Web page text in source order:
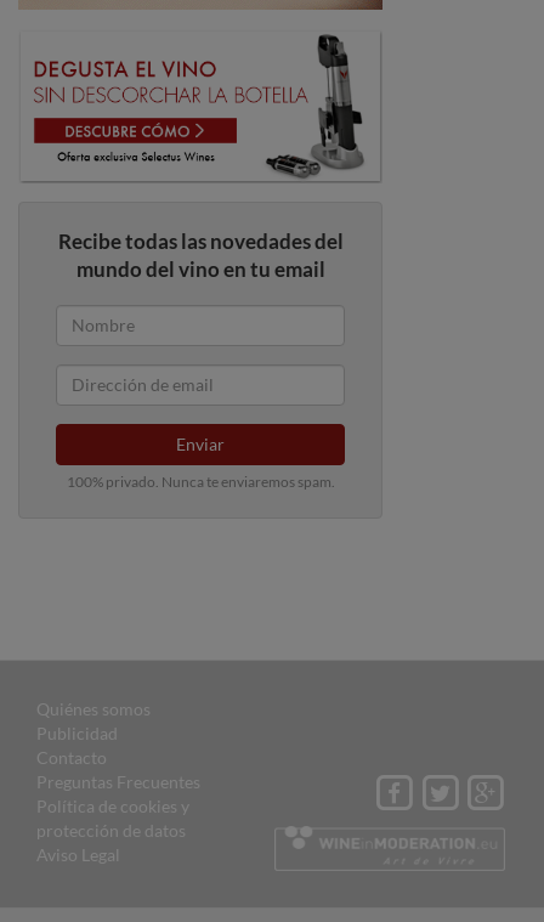
Recibe todas las novedades del
mundo del vino en tu email
Enviar
100% privado. Nunca te enviaremos spam.
Quiénes somos
Publicidad
Contacto
Preguntas Frecuentes
Política de cookies y
protección de datos
Aviso Legal